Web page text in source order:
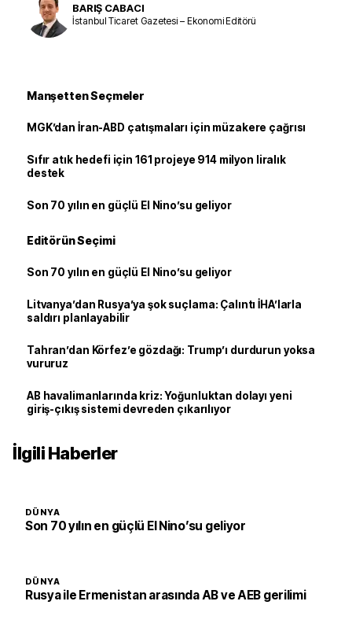
BARIŞ CABACI
İstanbul Ticaret Gazetesi – Ekonomi Editörü
Manşetten Seçmeler
MGK’dan İran-ABD çatışmaları için müzakere çağrısı
Sıfır atık hedefi için 161 projeye 914 milyon liralık
destek
Son 70 yılın en güçlü El Nino’su geliyor
Editörün Seçimi
Son 70 yılın en güçlü El Nino’su geliyor
Litvanya’dan Rusya’ya şok suçlama: Çalıntı İHA’larla
saldırı planlayabilir
Tahran’dan Körfez’e gözdağı: Trump’ı durdurun yoksa
vururuz
AB havalimanlarında kriz: Yoğunluktan dolayı yeni
giriş-çıkış sistemi devreden çıkarılıyor
İlgili Haberler
DÜNYA
Son 70 yılın en güçlü El Nino’su geliyor
DÜNYA
Rusya ile Ermenistan arasında AB ve AEB gerilimi